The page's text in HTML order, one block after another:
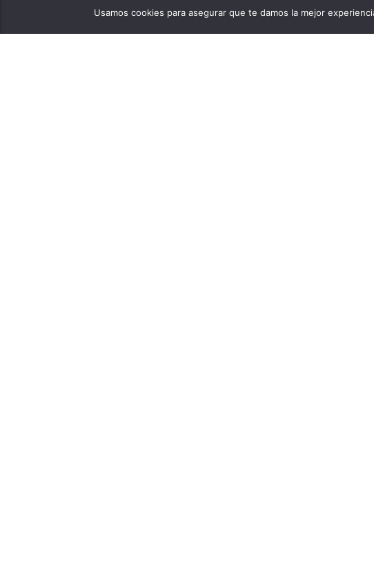
Usamos cookies para asegurar que te damos la mejor